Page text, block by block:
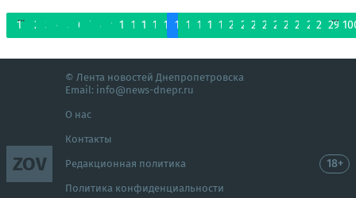
1
...
2 3 4 5 6 7 8 9 10 11 12 13 14 15 16 17 18 1920 21 22 23 242526 272829
...
ZOV
© Лента новостей Днепропетровска
Email: info@news-dnepr.ru
О нас
Контакты
Редакционная политика
Политика конфиденциальности
18+